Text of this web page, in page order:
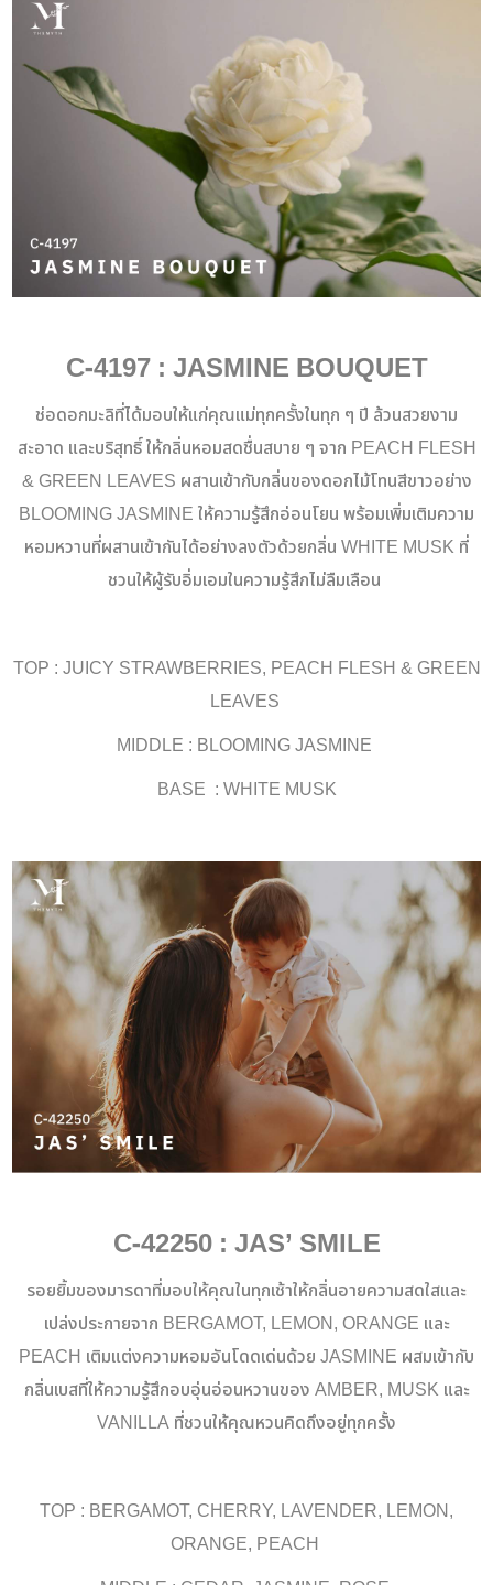
C-4197 : JASMINE BOUQUET
ช่อดอกมะลิที่ได้มอบให้แก่คุณแม่ทุกครั้งในทุก ๆ ปี ล้วนสวยงาม
สะอาด และบริสุทธิ์ ให้กลิ่นหอมสดชื่นสบาย ๆ จาก PEACH FLESH
& GREEN LEAVES ผสานเข้ากับกลิ่นของดอกไม้โทนสีขาวอย่าง
BLOOMING JASMINE ให้ความรู้สึกอ่อนโยน พร้อมเพิ่มเติมความ
หอมหวานที่ผสานเข้ากันได้อย่างลงตัวด้วยกลิ่น WHITE MUSK ที่
ชวนให้ผู้รับอิ่มเอมในความรู้สึกไม่ลืมเลือน
TOP : JUICY STRAWBERRIES, PEACH FLESH & GREEN
LEAVES
MIDDLE : BLOOMING JASMINE
BASE : WHITE MUSK
C-42250 : JAS’ SMILE
รอยยิ้มของมารดาที่มอบให้คุณในทุกเช้าให้กลิ่นอายความสดใสและ
เปล่งประกายจาก BERGAMOT, LEMON, ORANGE และ
PEACH เติมแต่งความหอมอันโดดเด่นด้วย JASMINE ผสมเข้ากับ
กลิ่นเบสที่ให้ความรู้สึกอบอุ่นอ่อนหวานของ AMBER, MUSK และ
VANILLA ที่ชวนให้คุณหวนคิดถึงอยู่ทุกครั้ง
TOP : BERGAMOT, CHERRY, LAVENDER, LEMON,
ORANGE, PEACH